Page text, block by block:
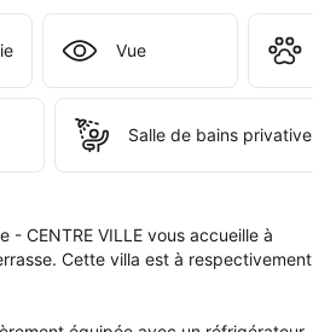
Vue
Salle de bains privative
- CENTRE VILLE vous accueille à
Cette villa est à respectivement